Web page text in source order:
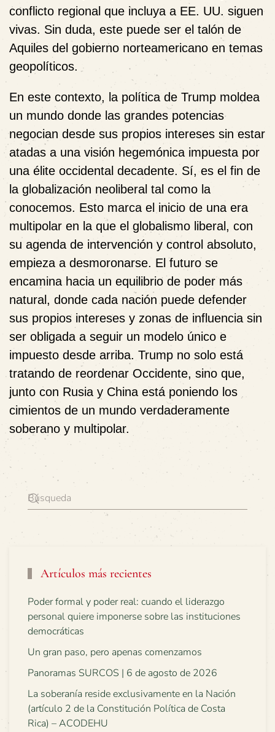
conflicto regional que incluya a EE. UU. siguen
vivas. Sin duda, este puede ser el talón de
Aquiles del gobierno norteamericano en temas
geopolíticos.
En este contexto, la política de Trump moldea
un mundo donde las grandes potencias
negocian desde sus propios intereses sin estar
atadas a una visión hegemónica impuesta por
una élite occidental decadente. Sí, es el fin de
la globalización neoliberal tal como la
conocemos. Esto marca el inicio de una era
multipolar en la que el globalismo liberal, con
su agenda de intervención y control absoluto,
empieza a desmoronarse. El futuro se
encamina hacia un equilibrio de poder más
natural, donde cada nación puede defender
sus propios intereses y zonas de influencia sin
ser obligada a seguir un modelo único e
impuesto desde arriba. Trump no solo está
tratando de reordenar Occidente, sino que,
junto con Rusia y China está poniendo los
cimientos de un mundo verdaderamente
soberano y multipolar.
Artículos más recientes
Poder formal y poder real: cuando el liderazgo
personal quiere imponerse sobre las instituciones
democráticas
Un gran paso, pero apenas comenzamos
Panoramas SURCOS | 6 de agosto de 2026
La soberanía reside exclusivamente en la Nación
(artículo 2 de la Constitución Política de Costa
Rica) – ACODEHU